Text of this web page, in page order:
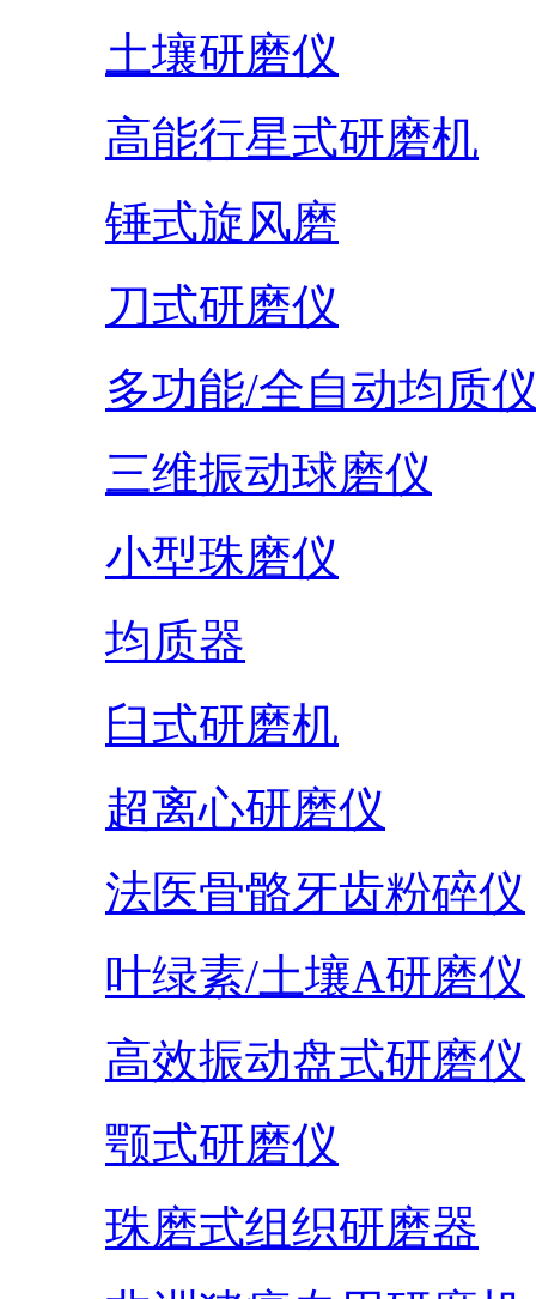
土壤研磨仪
高能行星式研磨机
锤式旋风磨
刀式研磨仪
多功能/全自动均质
三维振动球磨仪
小型珠磨仪
均质器
臼式研磨机
超离心研磨仪
法医骨骼牙齿粉碎仪
叶绿素/土壤A研磨仪
高效振动盘式研磨仪
颚式研磨仪
珠磨式组织研磨器